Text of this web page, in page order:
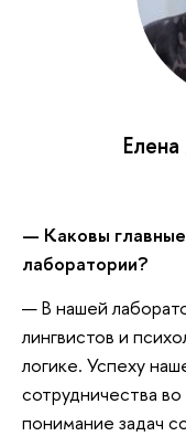
— Каковы
лаборатории?
— В нашей
лингвистов и
логике. Успеху
сотрудничества
понимание задач